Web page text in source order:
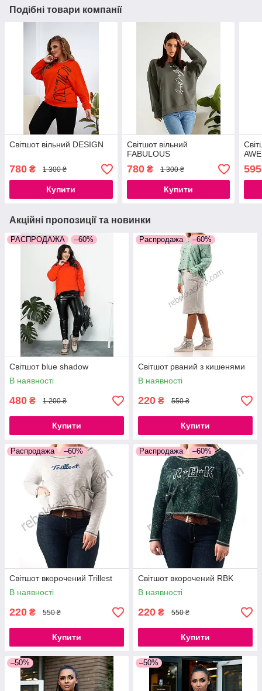
Подібні товари компанії
Світшот вільний DESIGN
780 ₴ 1 300 ₴
Купити
Світшот вільний
FABULOUS
780₴ 1 300 ₴
Купити
595
Акційні пропозиції та новинки
РАСПРОДАЖА –60%
Світшот blue shadow
В наявності
480 ₴ 1 200 ₴
Купити
Распродажа –60%
Світшот рваний з кишенями
В наявності
220 ₴ 550 ₴
Купити
Распродажа –60%
Світшот вкорочений Trillest
В наявності
220 ₴ 550 ₴
Купити
Распродажа –60%
Світшот вкорочений RBK
В наявності
220 ₴ 550 ₴
Купити
–50% –50%